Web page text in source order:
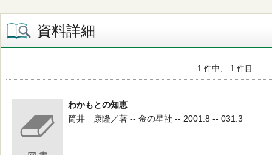
資料詳細
1 件中、 1 件目
わかもとの知恵
筒井 康隆／著 -- 金の星社 -- 2001.8 -- 031.3